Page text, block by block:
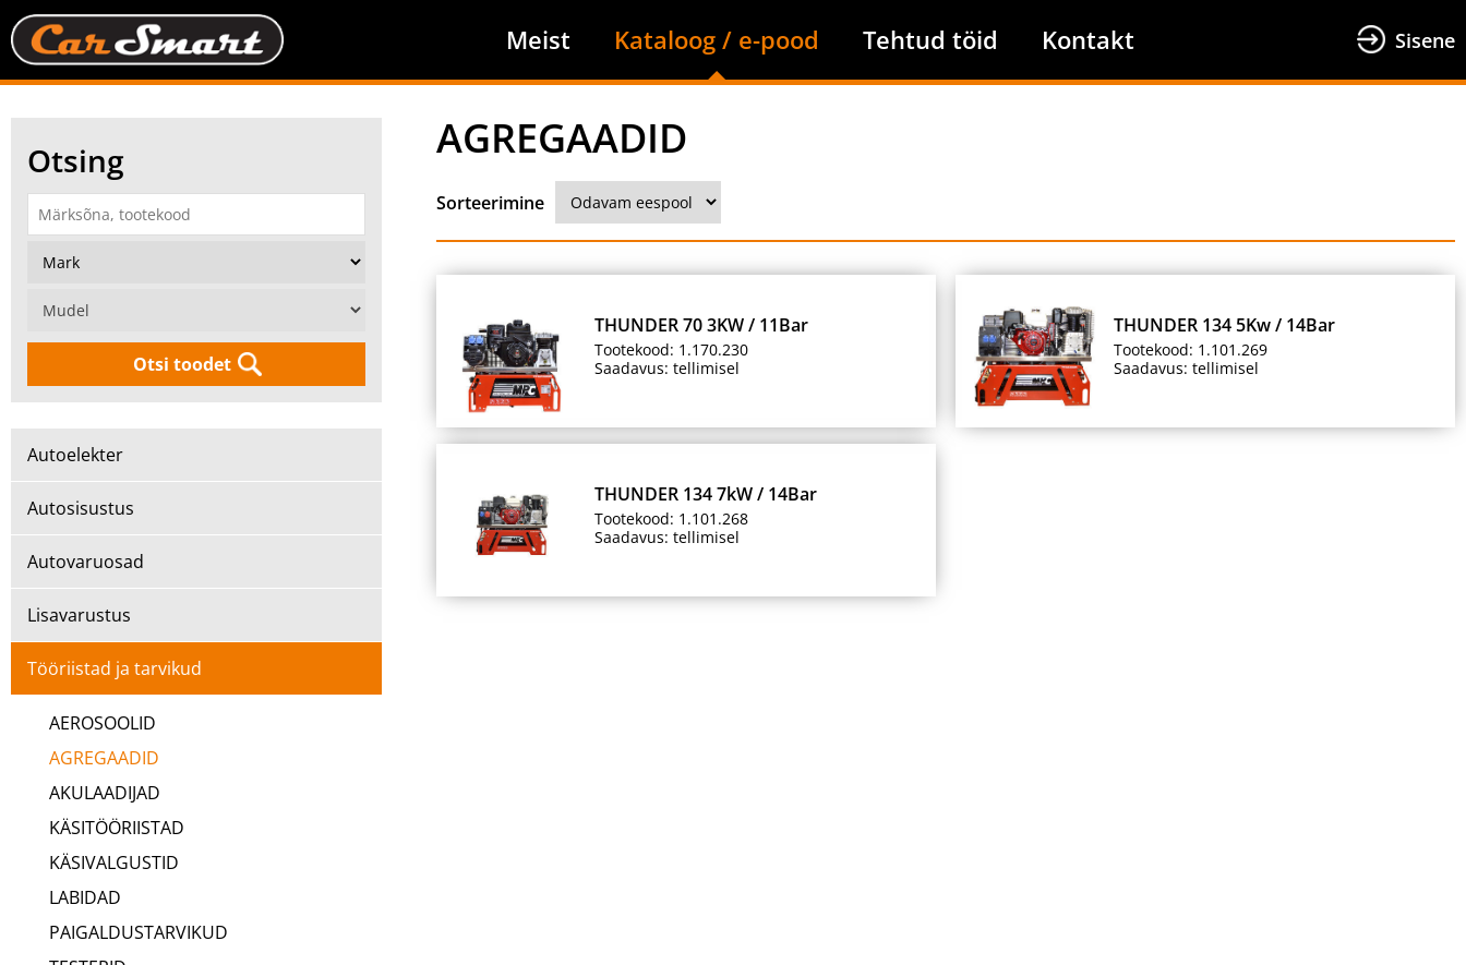
Meist Kataloog / e-pood Tehtud töid Kontakt Sisene
Otsing
Otsi toodet
Autoelekter
Autosisustus
Autovaruosad
Lisavarustus
Tööriistad ja tarvikud
AEROSOOLID
AGREGAADID
AKULAADIJAD
KÄSITÖÖRIISTAD
KÄSIVALGUSTID
LABIDAD
PAIGALDUSTARVIKUD
AGREGAADID
Sorteerimine
THUNDER 70 3KW / 11Bar
Tootekood: 1.170.230
Saadavus: tellimisel
THUNDER 134 5Kw / 14Bar
Tootekood: 1.101.269
Saadavus: tellimisel
THUNDER 134 7kW / 14Bar
Tootekood: 1.101.268
Saadavus: tellimisel